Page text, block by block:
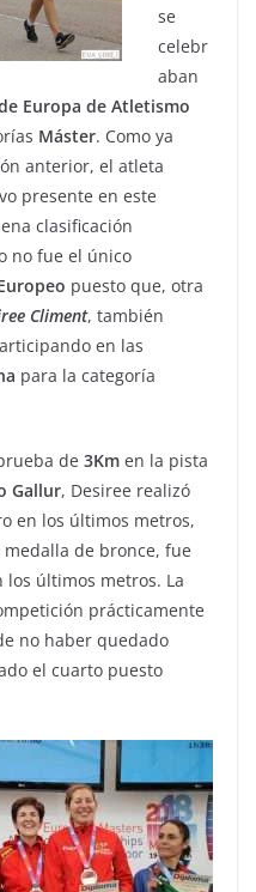
se
celebr
aban
Europa de Atletismo
Máster. Como ya
anterior, el atleta
presente en este
clasificación
no fue el único
puesto que, otra
Climent, también
en las
para la categoría
de 3Km en la pista
Gallur, Desiree realizó
en los últimos metros,
de bronce, fue
últimos metros. La
prácticamente
no haber quedado
el cuarto puesto